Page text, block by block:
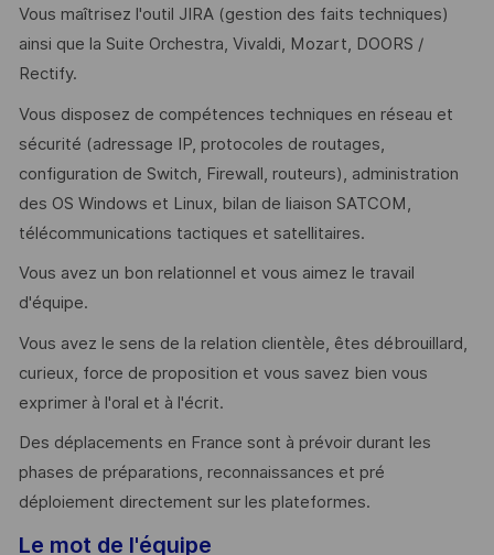
Vous maîtrisez l'outil JIRA (gestion des faits techniques)
ainsi que la Suite Orchestra, Vivaldi, Mozart, DOORS /
Rectify.
Vous disposez de compétences techniques en réseau et
sécurité (adressage IP, protocoles de routages,
configuration de Switch, Firewall, routeurs), administration
des OS Windows et Linux, bilan de liaison SATCOM,
télécommunications tactiques et satellitaires.
Vous avez un bon relationnel et vous aimez le travail
d'équipe.
Vous avez le sens de la relation clientèle, êtes débrouillard,
curieux, force de proposition et vous savez bien vous
exprimer à l'oral et à l'écrit.
Des déplacements en France sont à prévoir durant les
phases de préparations, reconnaissances et pré
déploiement directement sur les plateformes.
Le mot de l'équipe